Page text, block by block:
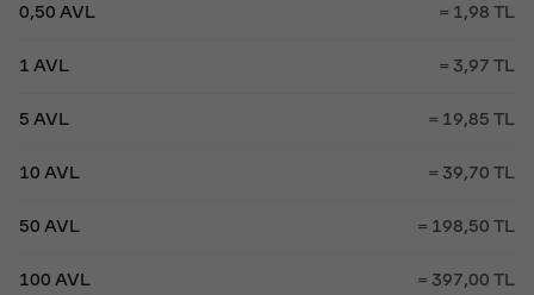
0,50 AVL = 1,98 TL
1 AVL = 3,97 TL
5 AVL = 19,85 TL
10 AVL = 39,70 TL
50 AVL = 198,50 TL
100 AVL = 397,00 TL